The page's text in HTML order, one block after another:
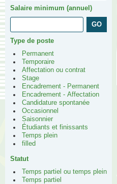
Salaire minimum (annuel)
Type de poste
Permanent
Temporaire
Affectation ou contrat
Stage
Encadrement - Permanent
Encadrement - Affectation
Candidature spontanée
Occasionnel
Saisonnier
Étudiants et finissants
Temps plein
filled
Statut
Temps partiel ou temps plein
Temps partiel